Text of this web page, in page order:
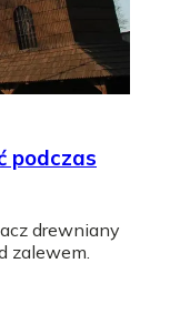
podczas
drewniany
zalewem.